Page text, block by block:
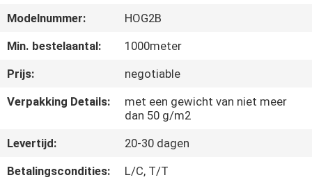
FABRIEKSREIS
KWALITEITSCONTROLE
ONS
Modelnummer:
HOG2B
Min. bestelaantal:
1000meter
Prijs:
negotiable
Verpakking Details:
met een gewicht van niet meer
dan 50 g/m2
Levertijd:
20-30 dagen
Betalingscondities:
L/C, T/T